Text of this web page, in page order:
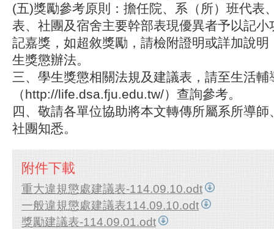
(五)獎勵參考原則：擔任院、系（所）班代表
表、社團及宿舍主要幹部表現優異者予以記小
記嘉獎，如超敘獎勵，請檢附證明或詳加說明
生獎懲辦法。
三、學生獎懲相關法規及建議表，請至生活輔
（http://life.dsa.fju.edu.tw/）查詢參考。
四、敬請各單位協助將本文轉傳所屬系所導
社團知悉。
附件下載
重大違規懲處建議表-114.09.10.odt
一般違規懲處建議表114.09.10.odt
獎勵建議表-114.09.01.odt